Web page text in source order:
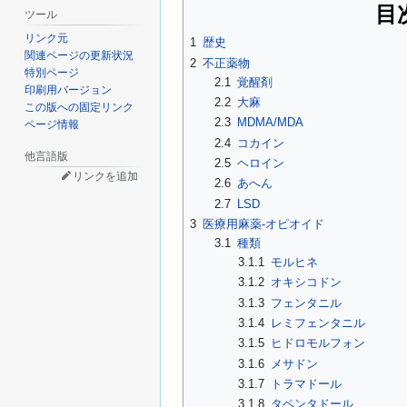
目
1 歴史
2 不正薬物
2.1
覚醒剤
2.2 大麻
2.3
MDMA/MDA
2.4
コカイン
2.5 ヘロイン
2.6 あへん
2.7 LSD
3 医療用麻薬-オピオイド
3.1 種類
3.1.1 モルヒネ
3.1.2 オキシコドン
3.1.3 フェンタニル
3.1.4 レミフェンタニル
3.1.5 ヒドロモルフォン
3.1.6
メサドン
3.1.7
トラマドール
3.1.8 タペンタドール
ツール
リンク元
関連ページの更新状況
特別ページ
印刷用バージョン
この版への固定リンク
ページ情報
他言語版
リンクを追加